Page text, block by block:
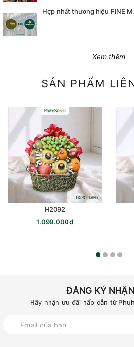
Hợp nhất thương hiệu FINE
Xem thêm
SẢN PHẨM
H2092
1.099.000₫
ĐĂNG KÝ
Hãy nhận ưu đãi hấp dẫn từ